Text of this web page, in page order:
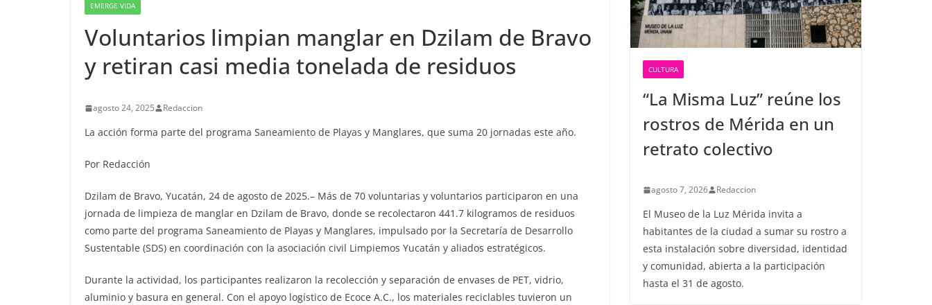
EMERGE VIDA
Voluntarios limpian manglar en Dzilam de Bravo
y retiran casi media tonelada de residuos
agosto 24, 2025 Redaccion
La acción forma parte del programa Saneamiento de Playas y Manglares, que suma 20 jornadas este año.
Por Redacción
Dzilam de Bravo, Yucatán, 24 de agosto de 2025.– Más de 70 voluntarias y voluntarios participaron en una
jornada de limpieza de manglar en Dzilam de Bravo, donde se recolectaron 441.7 kilogramos de residuos
como parte del programa Saneamiento de Playas y Manglares, impulsado por la Secretaría de Desarrollo
Sustentable (SDS) en coordinación con la asociación civil Limpiemos Yucatán y aliados estratégicos.
Durante la actividad, los participantes realizaron la recolección y separación de envases de PET, vidrio,
aluminio y basura en general. Con el apoyo logístico de Ecoce A.C., los materiales reciclables tuvieron un
CULTURA
“La Misma Luz” reúne los
rostros de Mérida en un
retrato colectivo
agosto 7, 2026 Redaccion
El Museo de la Luz Mérida invita a
habitantes de la ciudad a sumar su rostro a
esta instalación sobre diversidad, identidad
y comunidad, abierta a la participación
hasta el 31 de agosto.